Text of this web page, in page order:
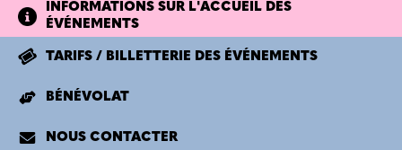
INFORMATIONS SUR L'ACCUEIL DES
ÉVÉNEMENTS
TARIFS / BILLETTERIE DES ÉVÉNEMENTS
BÉNÉVOLAT
NOUS CONTACTER